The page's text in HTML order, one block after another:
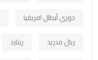
دوري أبطال افريقيا
ريال مدريد
رينارد